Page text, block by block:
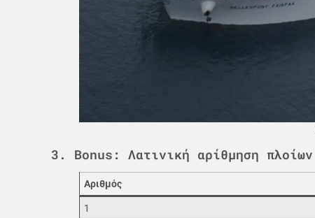
3. Bonus: Λατινική αρίθμηση πλοίων
Αριθμός
1